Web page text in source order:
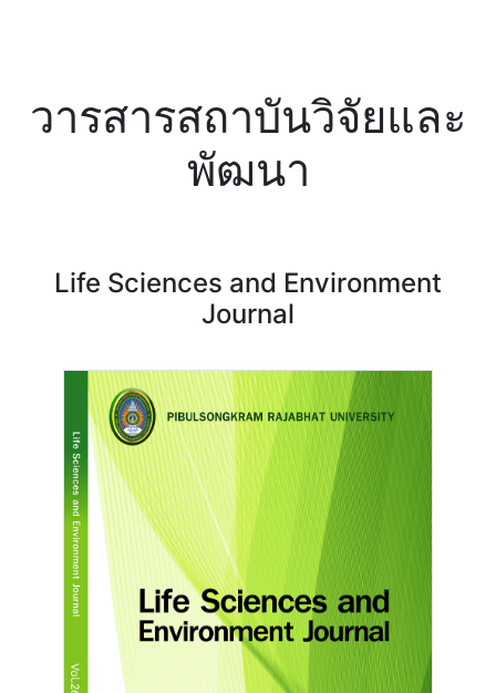
วารสารสถาบันวิจัยและ
พัฒนา
Life Sciences and Environment